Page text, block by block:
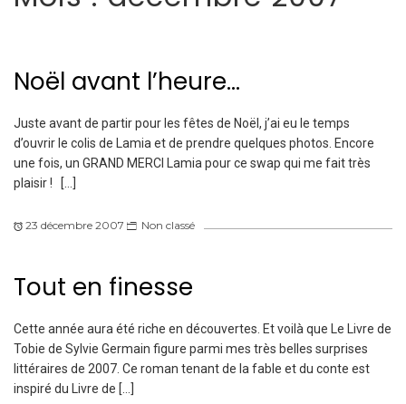
Noël avant l’heure…
Juste avant de partir pour les fêtes de Noël, j’ai eu le temps
d’ouvrir le colis de Lamia et de prendre quelques photos. Encore
une fois, un GRAND MERCI Lamia pour ce swap qui me fait très
plaisir ! […]
23 décembre 2007 Non classé
Tout en finesse
Cette année aura été riche en découvertes. Et voilà que Le Livre de
Tobie de Sylvie Germain figure parmi mes très belles surprises
littéraires de 2007. Ce roman tenant de la fable et du conte est
inspiré du Livre de […]